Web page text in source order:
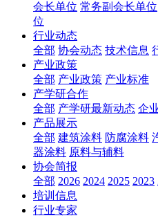
会长单位 常务副会长单位
位
行业动态
全部 协会动态 技术信息
产业政策
全部 产业政策 产业标准
产学研合作
全部 产学研最新动态 企
产品展示
全部 建筑涂料 防腐涂料
器涂料 原料与辅料
协会简报
全部 2026 2024 2025 2023
培训信息
行业专家